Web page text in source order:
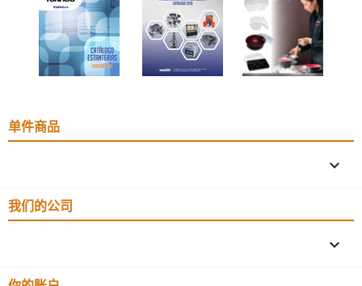
单件商品

我们的公司
